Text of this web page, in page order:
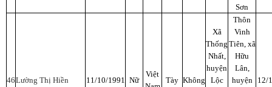
Sơn
46Lường Thị Hiền 11/10/1991 Nữ
Việt
Tày Không
Xã
Thống
Nhất,
huyện
Lộc
Thôn
Vinh
Tiên, xã
Hữu
Lân,
huyện
12/